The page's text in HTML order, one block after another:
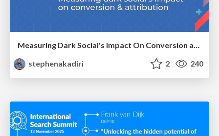
Measuring Dark Social's Impact On Conversion and Attribution
stephenakadiri
2 240